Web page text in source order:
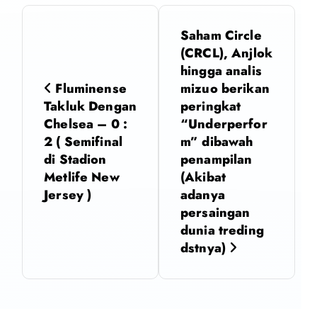
N
i
Fluminense
Takluk Dengan
Chelsea – 0 :
2 ( Semifinal
di Stadion
Metlife New
Jersey )
Saham Circle
(CRCL), Anjlok
hingga analis
mizuo berikan
peringkat
“Underperfor
m” dibawah
penampilan
(Akibat
adanya
persaingan
dunia treding
dstnya)